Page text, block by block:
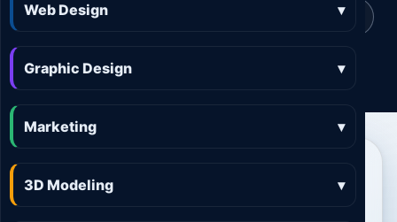
Web Design ▾
Graphic Design ▾
Marketing ▾
3D Modeling ▾
Calculator preț Marketing online Calculator preț 3D and AR
Calculator preț Aplicații
Web Design Hârlău site-